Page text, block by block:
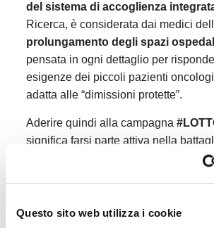
Questo sito web utilizza i cookie
del sistema di accoglienza
Ricerca, è considerata dai medici
prolungamento degli spazi
pensata in ogni dettaglio per
esigenze dei piccoli pazienti
adatta alle “dimissioni protette”.
Aderire quindi alla campagna
significa farsi parte attiva nella
dei bambini e degli adolescenti
Significa esserci perché solo insieme